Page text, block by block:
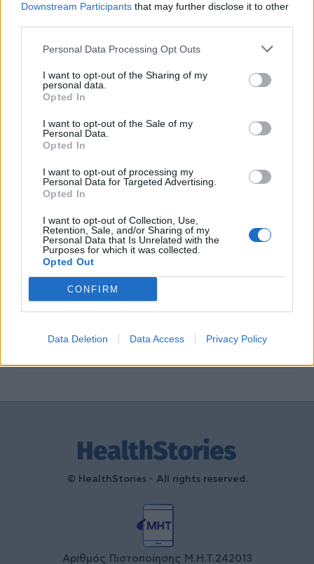
Downstream Participants that may further disclose it to other
Personal Data Processing Opt Outs
I want to opt-out of the Sharing of my
personal data.
Opted In
I want to opt-out of the Sale of my
Personal Data.
Opted In
I want to opt-out of processing my
Personal Data for Targeted Advertising.
Opted In
I want to opt-out of Collection, Use,
Retention, Sale, and/or Sharing of my
Personal Data that Is Unrelated with the
Purposes for which it was collected.
Opted Out
CONFIRM
Data Deletion Data Access Privacy Policy
Πάνω από 100 μωρά έχουν
γεννηθεί μέσω εξωσωματικής, με
27 Φεβρουαρίου 2026
Μεταπροπονητική πείνα: Ο λόγος
πάντα μετά την άσκηση
27 Φεβρουαρίου 2026
Ωρίων – Σπάνια νοσήματα
διαμόρφωσαν την ιστορία και το
πνεύμα της χώρας μας
27 Φεβρουαρίου 2026
Γεωργιάδης: Πολλαπλά οφέλη από
τη συνεργασία δημοσίου και
© HealthStories - All rights reserved.
Αριθμός Πιστοποίησης Μ.Η.Τ.242013